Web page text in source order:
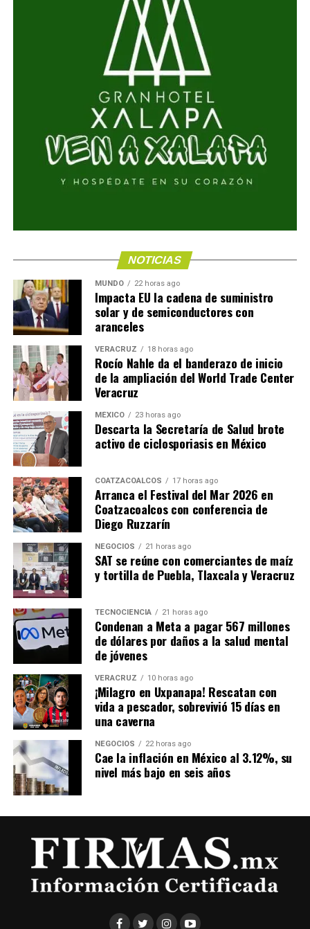
NOTICIAS
MUNDO 22 horas ago
Impacta EU la cadena de suministro
solar y de semiconductores con
aranceles
VERACRUZ 18 horas ago
Rocío Nahle da el banderazo de inicio
de la ampliación del World Trade Center
Veracruz
MÉXICO 23 horas ago
Descarta la Secretaría de Salud brote
activo de ciclosporiasis en México
COATZACOALCOS 17 horas ago
Arranca el Festival del Mar 2026 en
Coatzacoalcos con conferencia de
Diego Ruzzarín
NEGOCIOS 21 horas ago
SAT se reúne con comerciantes de maíz
y tortilla de Puebla, Tlaxcala y Veracruz
TECNOCIENCIA 21 horas ago
Condenan a Meta a pagar 567 millones
de dólares por daños a la salud mental
de jóvenes
VERACRUZ 10 horas ago
¡Milagro en Uxpanapa! Rescatan con
vida a pescador, sobrevivió 15 días en
una caverna
NEGOCIOS 22 horas ago
Cae la inflación en México al 3.12%, su
nivel más bajo en seis años